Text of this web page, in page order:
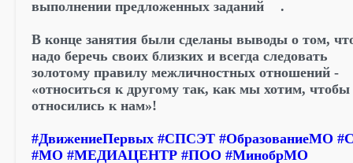
выполнении предложенных заданий
.
В конце занятия были сделаны выводы о том,
надо беречь своих близких и всегда следовать
золотому правилу межличностных отношений -
«относиться к другому так, как мы хотим, чтобы
относились к нам»!
#ДвижениеПервых #СПСЭТ #ОбразованиеМО
#МО #МЕДИАЦЕНТР #ПОО #МинобрМО